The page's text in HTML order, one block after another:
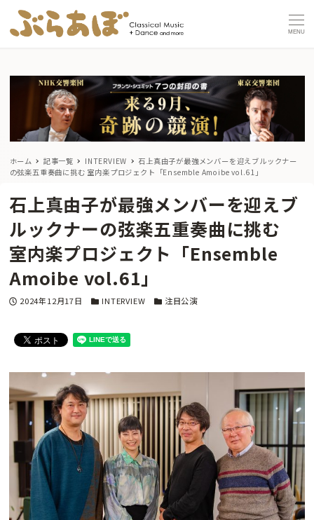
MENU
ホーム 記事一覧 INTERVIEW
石上真由子が最強メンバーを迎えブルックナー
の弦楽五重奏曲に挑む 室内楽プロジェクト「Ensemble Amoibe vol.61」
石上真由子が最強メンバーを迎えブ
ルックナーの弦楽五重奏曲に挑む
室内楽プロジェクト「Ensemble
Amoibe vol.61」
投稿日
2024年12月17日 カテゴリー
INTERVIEW カテゴリー
注目公演